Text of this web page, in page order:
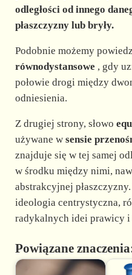
odległości od innego
płaszczyzny lub bryły.
Podobnie możemy
równodystansowe , gdy
połowie drogi między
odniesienia.
Z drugiej strony, słowo
używane w sensie
znajduje się w tej samej
w środku między nimi,
abstrakcyjnej
ideologia centrystyczna,
radykalnych idei prawicy i
Powiązane